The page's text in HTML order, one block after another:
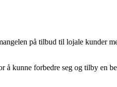
på tilbud til lojale kunder
kunne forbedre seg og tilby en